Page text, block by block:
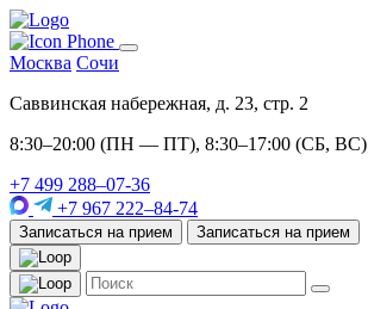
Москва Сочи
Саввинская набережная, д. 23, стр. 2
8:30–20:00 (ПН — ПТ), 8:30–17:00 (СБ, ВС)
+7 499 288–07-36
+7 967 222–84-74
Записаться на прием Записаться на прием